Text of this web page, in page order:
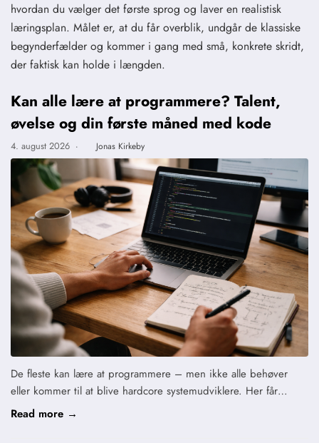
hvordan du vælger det første sprog og laver en realistisk
læringsplan. Målet er, at du får overblik, undgår de klassiske
begynderfælder og kommer i gang med små, konkrete skridt,
der faktisk kan holde i længden.
Kan alle lære at programmere? Talent,
øvelse og din første måned med kode
4. august 2026 · Jonas Kirkeby
De fleste kan lære at programmere – men ikke alle behøver
eller kommer til at blive hardcore systemudviklere. Her får…
Read more →